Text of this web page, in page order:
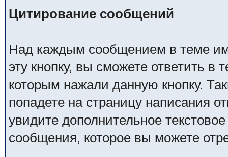
Цитирование сообщений
Над каждым сообщением в теме
эту кнопку, вы сможете ответить в
которым нажали данную кнопку.
попадете на страницу написания
увидите дополнительное
сообщения, которое вы можете